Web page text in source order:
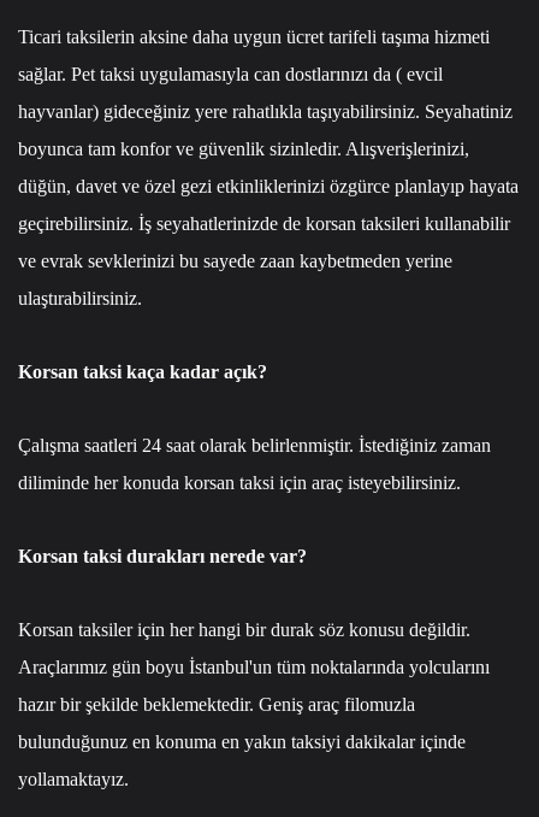
Ticari taksilerin aksine daha uygun ücret tarifeli taşıma hizmeti
sağlar. Pet taksi uygulamasıyla can dostlarınızı da ( evcil
hayvanlar) gideceğiniz yere rahatlıkla taşıyabilirsiniz. Seyahatiniz
boyunca tam konfor ve güvenlik sizinledir. Alışverişlerinizi,
düğün, davet ve özel gezi etkinliklerinizi özgürce planlayıp hayata
geçirebilirsiniz. İş seyahatlerinizde de korsan taksileri kullanabilir
ve evrak sevklerinizi bu sayede zaan kaybetmeden yerine
ulaştırabilirsiniz.
Korsan taksi kaça kadar açık?
Çalışma saatleri 24 saat olarak belirlenmiştir. İstediğiniz zaman
diliminde her konuda korsan taksi için araç isteyebilirsiniz.
Korsan taksi durakları nerede var?
Korsan taksiler için her hangi bir durak söz konusu değildir.
Araçlarımız gün boyu İstanbul'un tüm noktalarında yolcularını
hazır bir şekilde beklemektedir. Geniş araç filomuzla
bulunduğunuz en konuma en yakın taksiyi dakikalar içinde
yollamaktayız.